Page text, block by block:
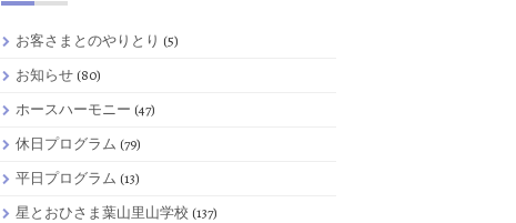
お客さまとのやりとり (5)
お知らせ (80)
ホースハーモニー (47)
休日プログラム (79)
平日プログラム (13)
星とおひさま葉山里山学校 (137)